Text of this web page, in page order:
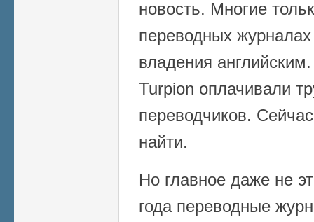
новость. Многие
переводных журналах
владения
Turpion оплачивали
переводчиков.
найти.
Но главное даже не
года переводные